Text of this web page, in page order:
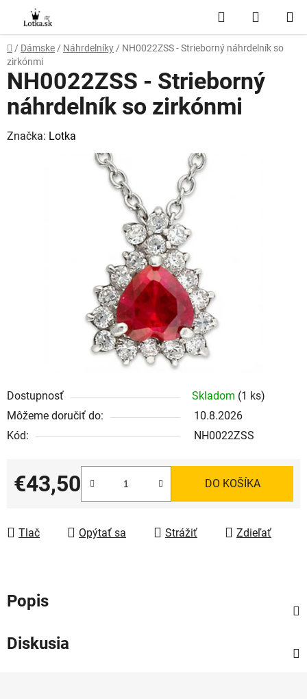
obsah
Hľadať
KOŠÍK
Domov
/ Dámske / Náhrdelníky / NH0022ZSS - Strieborný náhrdelník so
zirkónmi
Dostupnosť Skladom (1 ks)
Môžeme doručiť do:
10.8.2026
Kód:
NH0022ZSS
€43,50
Jednotková cena:
DO KOŠÍKA
Tlač Opýtať sa Strážiť Zdieľať
NH0022ZSS - Strieborný
náhrdelník so zirkónmi
Značka: Lotka
Popis
Diskusia